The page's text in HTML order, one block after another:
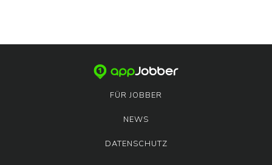
FÜR JOBBER
NEWS
DATENSCHUTZ